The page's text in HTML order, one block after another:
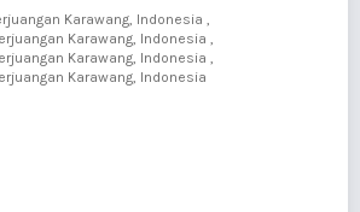
Karawang, Indonesia ,
Karawang, Indonesia ,
Karawang, Indonesia ,
Karawang, Indonesia